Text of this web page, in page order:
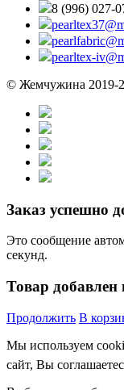
8 (996) 027-
pearltex-
© Жемчужина 2019-
Заказ успешно
Это сообщение
секунд.
Товар добавлен
Продолжить В
Мы используем
сайт, Вы